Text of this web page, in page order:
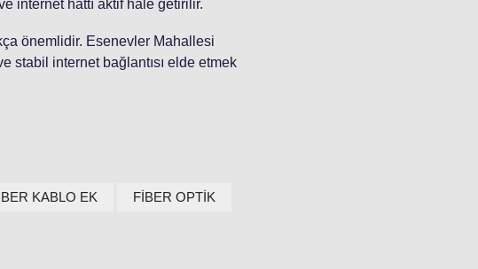
internet hattı aktif hale getirilir.
önemlidir. Esenevler Mahallesi
stabil internet bağlantısı elde etmek
KABLO EK FİBER OPTİK